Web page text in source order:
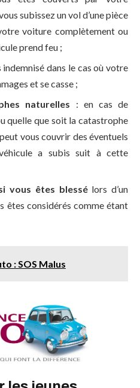
subissez un vol d’une pièce
voiture complètement ou
prend feu ;
indemnisé dans le cas où votre
et se casse ;
naturelles : en cas de
quelle que soit la catastrophe
vous couvrir des éventuels
a subis suit à cette
vous êtes blessélors d’un
êtes considérés comme étant
: SOS Malus